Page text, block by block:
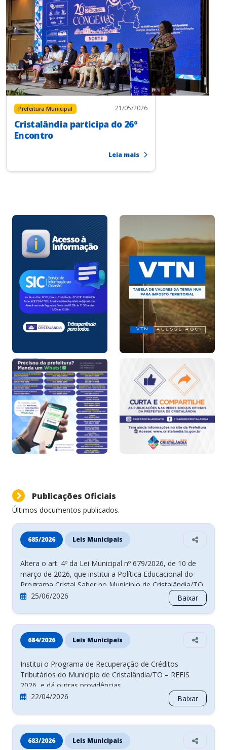
Prefeitura Municipal 21/05/2026
Cristalândia participa do 26º
Encontro
Últimos documentos publicados.
685/2026 Leis Municipais
Altera o art. 4º da Lei Municipal nº 679/2026, de 10 de
março de 2026, que institui a Política Educacional do
Programa Cristal Saber no Município de Cristalândia/TO,
e dá outras providências.
25/06/2026 Baixar
684/2026 Leis Municipais
Institui o Programa de Recuperação de Créditos
Tributários do Município de Cristalândia/TO – REFIS
2026, e dá outras providências.
22/04/2026
683/2026 Leis Municipais